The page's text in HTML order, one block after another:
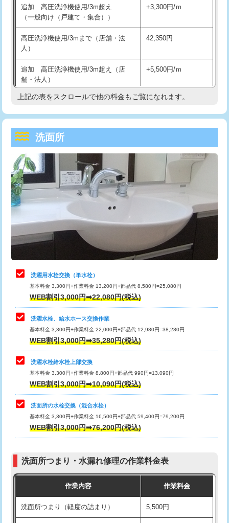
マス交換（深さ50㎝以上） 66,000円
コンクリート斫り（厚さ10㎝まで） 27,500円
コンクリート斫り（厚さ10㎝超え）
モルタル補修（厚さ10㎝まで）
モルタル補修（厚さ10㎝超え） 38,500円
洗面台設置 38,500円
追加人工
廃棄・処分 現場見積
※給水管工事は20mmまでの価格です。
持込商品取付（混合水栓） 16,500円
給水管工事※（ホール加工)
給水管工事※（バンド止め) 3,300円
給水管工事※（支持金具設置) 5,500円
給水管工事※（保温材使用（バンド止
め込み）)
5,500円
給水管工事※（土の掘削・埋め戻し作
業)
11,000円
給水管工事※（塩ビ管（VP・HI）使
用/3ｍまで)
33,000円
給水管工事※（塩ビ管（VP・HI）使
用（追加）/3ｍ超え)
給水管工事※（ライニング鋼管・銅
管・ポリ管・HT管使用/3ｍまで)
44,000円
給水管工事※（ライニング鋼管・銅
管・ポリ管・HT管使用/3ｍ超え)
排水管工事（土の掘削・埋め戻し作
業）
排水管工事（排水管工事/3ｍまで） 55,000円
排水管工事（追加 排水管工事/3ｍ超
え）
マス交換（土の掘削・埋め戻し作業）
マス交換（深さ50㎝未満）
マス交換（深さ50㎝以上）
モルタル補修（厚さ10㎝まで） 27,500円
モルタル補修（厚さ10㎝超え） 38,500円
追加 高圧洗浄機使用/3m超え
（一般向け（戸建て・集合））
+3,300円/ｍ
高圧洗浄機使用/3mまで（店舗・法
人）
42,350円
追加 高圧洗浄機使用/3m超え（店
舗・法人）
+5,500円/ｍ
高度高圧洗浄換 現地調査
トーラー機使用/3mまで
追加トーラー機使用/3m超え +3,300円
カメラ調査 33,000円
桝清掃
止水・漏水調査・防水処理・清掃・修
理・調整・分解・加工など（軽作業）
11,000円
止水・漏水調査・防水処理・清掃・修
理・調整・分解・加工など（中作業）
22,000円
止水・漏水調査・防水処理・清掃・修
理・調整・分解・加工など（重作業）
33,000円
キッチンタンク脱着
その他部品の脱着
交換・取付（タンク）
交換・取付(単水栓（壁付・デッキ
式）)
交換・取付(混合水栓（壁付・デッキ
式・ワンホール）)
16,500円+材料費
（P/S/ポップアップ））
交換・取付（その他部品） 11,000円+材料費
持込商品取付（単水栓） 13,200円
持込商品取付（混合水栓） 16,500円
上記の表をスクロールで他の料金もご覧になれます。
洗面所
洗濯用水栓交換（単水栓）
基本料金 3,300円+作業料金 13,200円+部品代 8,580円=25,080円
WEB割引3,000円➡22,080円(税込)
洗濯水栓、給水ホース交換作業
基本料金 3,300円+作業料金 22,000円+部品代 12,980円=38,280円
WEB割引3,000円➡35,280円(税込)
洗濯水栓給水栓上部交換
基本料金 3,300円+作業料金 8,800円+部品代 990円=13,090円
WEB割引3,000円➡10,090円(税込)
洗面所の水栓交換（混合水栓）
基本料金 3,300円+作業料金 16,500円+部品代 59,400円=79,200円
WEB割引3,000円➡76,200円(税込)
洗面所つまり・水漏れ修理の作業料金表
作業内容 作業料金
洗面所つまり（軽度の詰まり） 5,500円